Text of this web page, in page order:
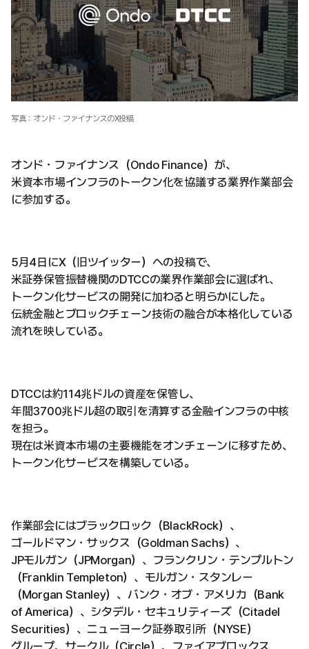
写真：オンド・ファイナンスのX投稿
オンド・ファイナンス（Ondo Finance）が、
米資本市場インフラのトークン化を協議する業界作業部会
に参加する。
5月4日にX（旧ツイッター）への投稿で、
米証券保管振替機関のDTCCの業界作業部会に選ばれ、
トークン化サービスの開発に加わると明らかにした。
伝統金融とブロックチェーン技術の融合が本格化している
流れを映している。
DTCCは約114兆ドルの資産を保管し、
年間3700兆ドル超の取引を清算する金融インフラの中核
を担う。
現在は米資本市場の主要機能をオンチェーンに移すため、
トークン化サービスを構築している。
作業部会にはブラックロック（BlackRock）、
ゴールドマン・サックス（Goldman Sachs）、
JPモルガン（JPMorgan）、フランクリン・テンプルトン
（Franklin Templeton）、モルガン・スタンレー
（Morgan Stanley）、バンク・オブ・アメリカ（Bank
of America）、シタデル・セキュリティーズ（Citadel
Securities）、ニューヨーク証券取引所（NYSE）
グループ、サークル（Circle）、ファイアブロックス